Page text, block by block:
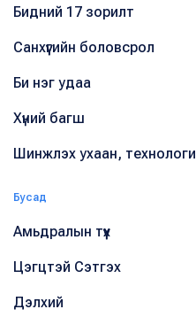
Бидний 17 зорилт
Санхүүгийн боловсрол
Би нэг удаа
Хүний багш
Шинжлэх ухаан, технологи
Бусад
Амьдралын түүх
Цэгцтэй Сэтгэх
Дэлхий